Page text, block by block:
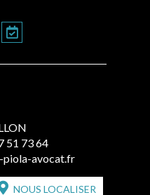
51 73 64
piola-avocat.fr
NOUS LOCALISER